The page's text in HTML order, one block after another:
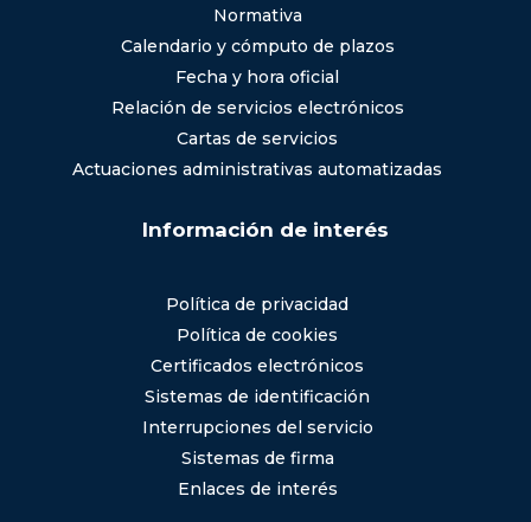
Normativa
Calendario y cómputo de plazos
Fecha y hora oficial
Relación de servicios electrónicos
Cartas de servicios
Actuaciones administrativas automatizadas
Información de interés
Política de privacidad
Política de cookies
Certificados electrónicos
Sistemas de identificación
Interrupciones del servicio
Sistemas de firma
Enlaces de interés